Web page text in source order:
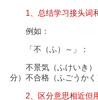
1、总结学习接头词
例如：
「不（ふ）～」：
不景気（ふけいき）
分）不合格（ふごうか
2、区分意思相近但